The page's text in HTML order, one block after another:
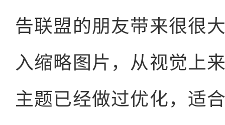
告联盟的朋友带来很很
入缩略图片，从视觉上
主题已经做过优化，适